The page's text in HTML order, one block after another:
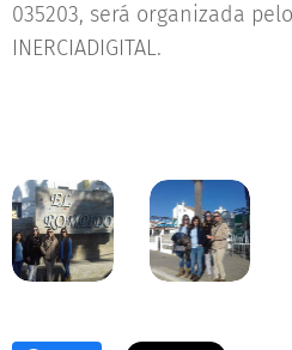
035203, será organizada
INERCIADIGITAL.